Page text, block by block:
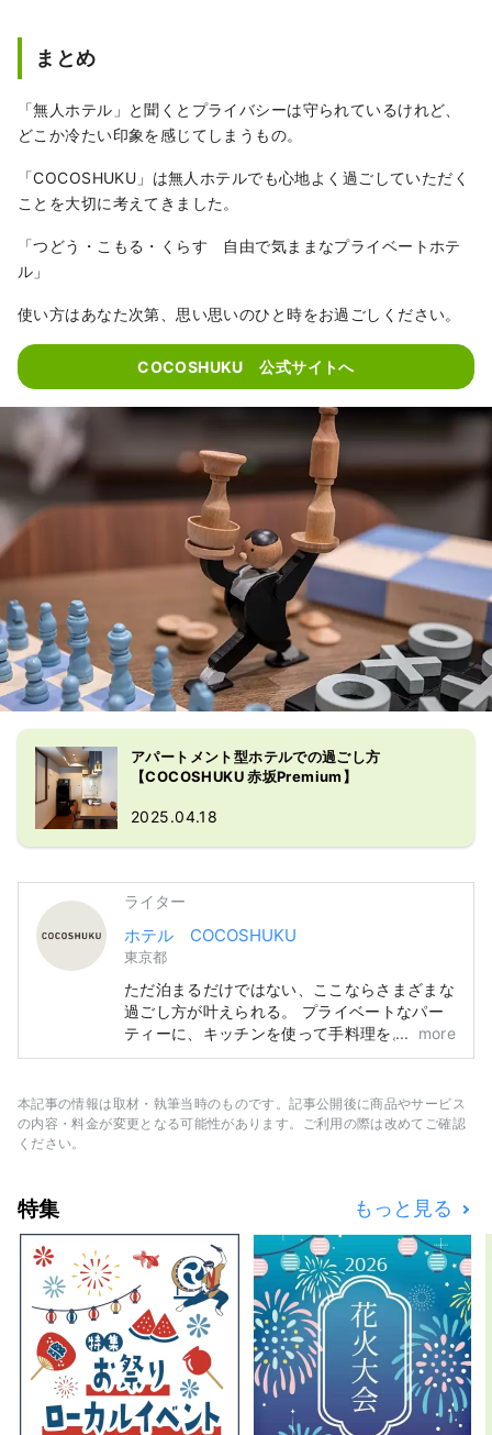
まとめ
「無人ホテル」と聞くとプライバシーは守られているけれど、
どこか冷たい印象を感じてしまうもの。
「COCOSHUKU」は無人ホテルでも心地よく過ごしていただく
ことを大切に考えてきました。
「つどう・こもる・くらす 自由で気ままなプライベートホテ
ル」
使い方はあなた次第、思い思いのひと時をお過ごしください。
COCOSHUKU 公式サイトへ
アパートメント型ホテルでの過ごし方
【COCOSHUKU 赤坂Premium】
2025.04.18
ライター
ホテル COCOSHUKU
東京都
ただ泊まるだけではない、ここならさまざまな
過ごし方が叶えられる。 プライベートなパー
ティーに、キッチンを使って手料理を。 とき
には仕事でこもったり、ゆっくり本を読んだ
い方はあなた次第、思い思いのひと時をお過ご
しください。
more
本記事の情報は取材・執筆当時のものです。記事公開後に商品やサービス
の内容・料金が変更となる可能性があります。ご利用の際は改めてご確認
ください。
特集 もっと見る